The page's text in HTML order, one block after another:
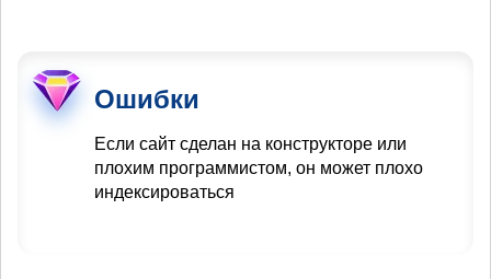
Ошибки
Если сайт сделан на конструкторе или
плохим программистом, он может плохо
индексироваться